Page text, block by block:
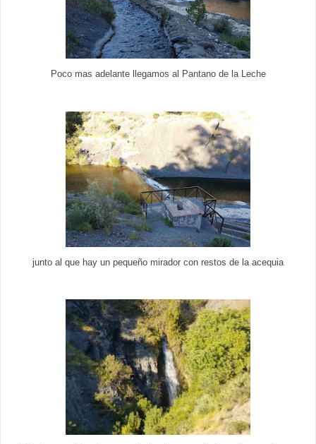
Poco mas adelante llegamos al Pantano de la Leche
junto al que hay un pequeño mirador con restos de la acequia